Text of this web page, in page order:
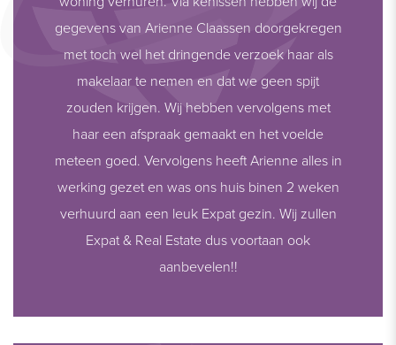
gegevens van Arienne Claassen doorgekregen
met toch wel het dringende verzoek haar als
makelaar te nemen en dat we geen spijt
zouden krijgen. Wij hebben vervolgens met
haar een afspraak gemaakt en het voelde
meteen goed. Vervolgens heeft Arienne alles in
werking gezet en was ons huis binen 2 weken
verhuurd aan een leuk Expat gezin. Wij zullen
Expat & Real Estate dus voortaan ook
aanbevelen!!